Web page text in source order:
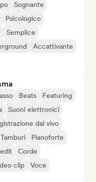
Sognante
Psicologico
Semplice
Accattivante
Beats
Featuring
Suoni elettronici
dal vivo
Tamburi
Pianoforte
Corde
clip Voce